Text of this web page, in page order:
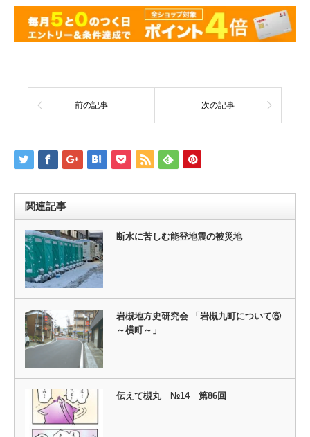
前の記事 次の記事
関連記事
断水に苦しむ能登地震の被災地
岩槻地方史研究会 「岩槻九町について⑥
～横町～」
伝えて槻丸 №14 第86回